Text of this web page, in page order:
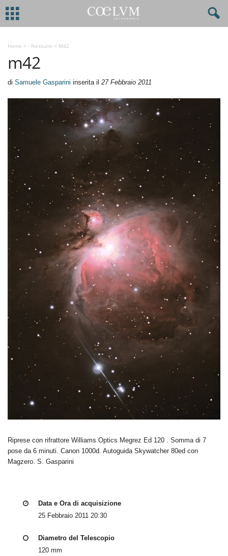
Home > - Nessuno > M42
m42
di Samuele Gasparini inserita il 27 Febbraio 2011
Riprese con rifrattore Williams Optics Megrez Ed 120 . Somma di 7
pose da 6 minuti. Canon 1000d. Autoguida Skywatcher 80ed con
Magzero. S. Gasparini
Data e Ora di acquisizione
25 Febbraio 2011 20:30
Diametro del Telescopio
120 mm